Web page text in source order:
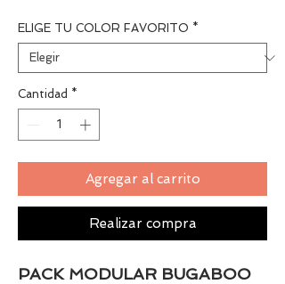
ELIGE TU COLOR FAVORITO *
Cantidad *
Agregar al carrito
Realizar compra
PACK MODULAR BUGABOO